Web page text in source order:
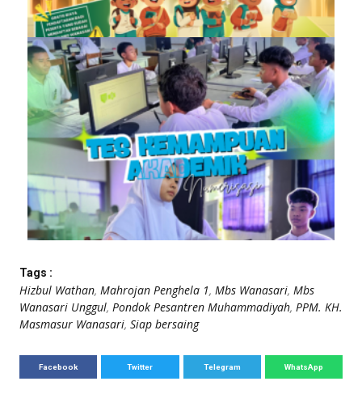
Tags :
Hizbul Wathan, Mahrojan Penghela 1, Mbs Wanasari, Mbs
Wanasari Unggul, Pondok Pesantren Muhammadiyah, PPM. KH.
Masmasur Wanasari, Siap bersaing
Facebook Twitter Telegram WhatsApp